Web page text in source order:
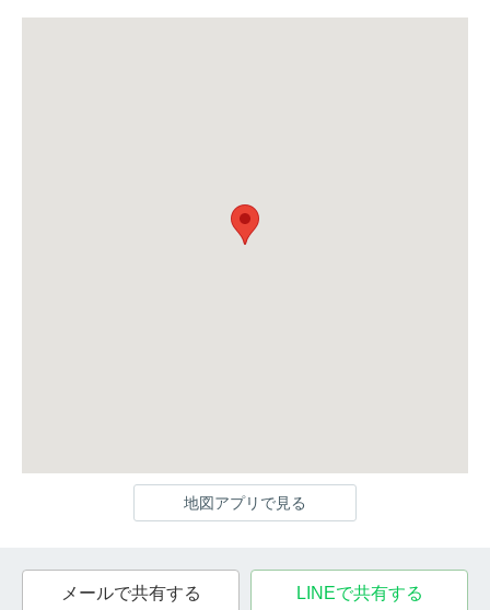
地図アプリで見る
メールで共有する LINEで共有する